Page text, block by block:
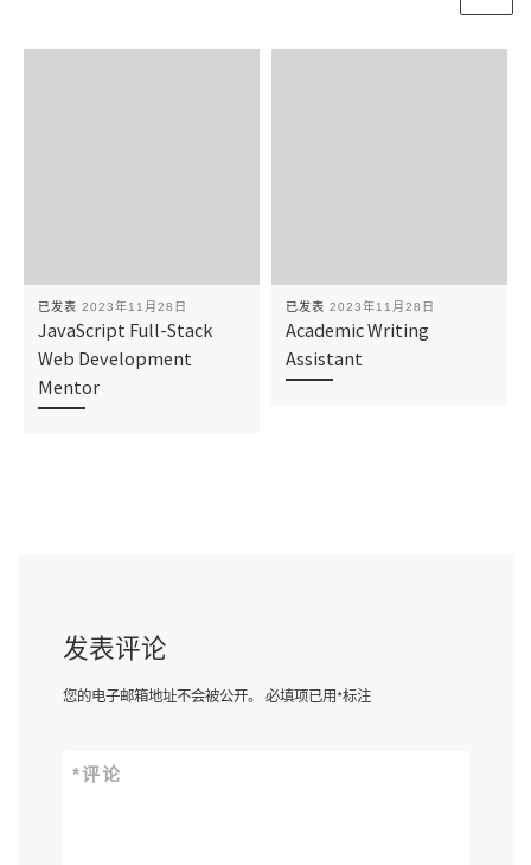
已发表 2023年11月28日
JavaScript Full-Stack
Web Development
Mentor
已发表 2023年11月28日
Academic Writing
Assistant
发表评论
您的电子邮箱地址不会被公开。 必填项已用*标注
评论
*